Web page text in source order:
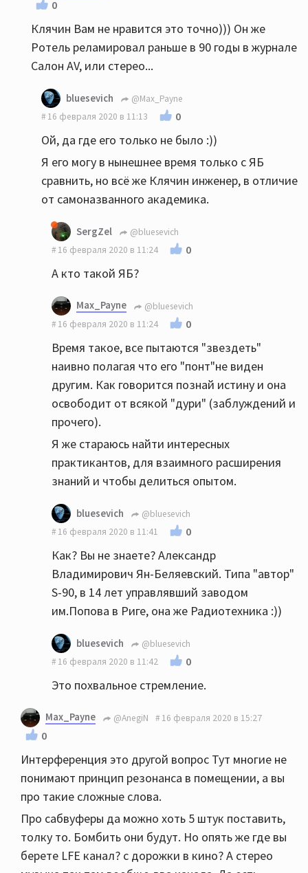
0
Клячин Вам не нравится это точно))) Он же
Ротель реламировал раньше в 90 годы в журнале
Салон AV, или стерео...
bluesevich
@Max_Payne
16 февраля 2020 в 11:13
0
Ой, да где его только не было :))
Я его могу в нынешнее время только с ЯБ
сравнить, но всё же Клячин инженер, в отличие
от самоназванного академика.
SergZel
@bluesevich
16 февраля 2020 в 11:24
0
А кто такой ЯБ?
Max_Payne
@bluesevich
16 февраля 2020 в 11:24
0
Время такое, все пытаются "звездеть"
наивно полагая что его "понт"не виден
другим. Как говорится познай истину и она
освободит от всякой "дури" (заблуждений и
прочего).
Я же стараюсь найти интересных
практикантов, для взаимного расширения
знаний и чтобы делиться опытом.
bluesevich
@bluesevich
16 февраля 2020 в 11:41
0
Как? Вы не знаете? Александр
Владимирович Ян-Беляевский. Типа "автор"
S-90, в 14 лет управлявший заводом
им.Попова в Риге, она же Радиотехника :))
bluesevich
@bluesevich
16 февраля 2020 в 11:42
0
Это похвальное стремление.
Max_Payne @AnegiN 16 февраля 2020 в 15:27
0
Интерференция это другой вопрос Тут многие не
понимают принцип резонанса в помещении, а вы
про такие сложные слова.
Про сабвуферы да можно хоть 5 штук поставить,
толку то. Бомбить они будут. Но опять же где вы
берете LFE канал? с дорожки в кино? А стерео